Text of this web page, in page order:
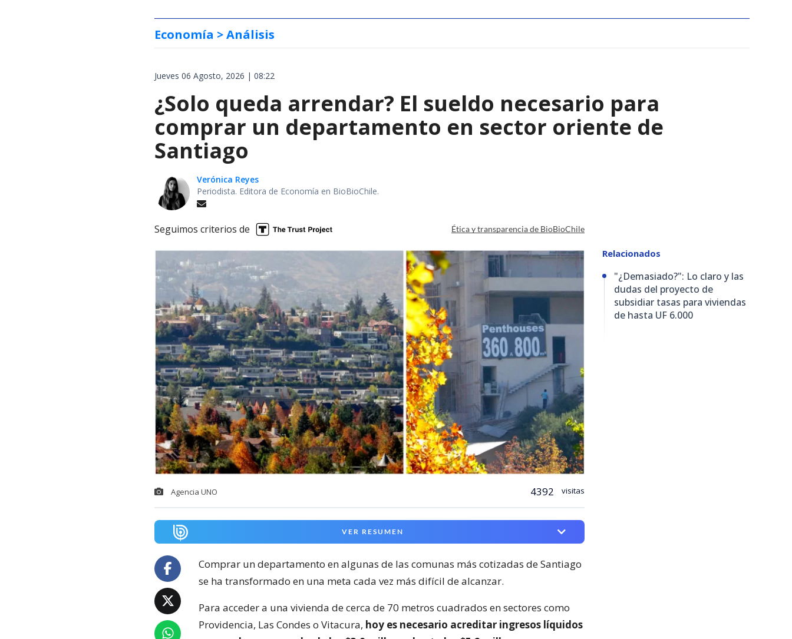
Economía > Análisis
Jueves 06 Agosto, 2026 | 08:22
¿Solo queda arrendar? El sueldo necesario para
comprar un departamento en sector oriente de
Santiago
Verónica Reyes
Periodista. Editora de Economía en BioBioChile.
Seguimos criterios de Ética y transparencia de BioBioChile
Agencia UNO 4392 visitas
VER RESUMEN
Comprar un departamento en algunas de las comunas más cotizadas de Santiago
se ha transformado en una meta cada vez más difícil de alcanzar.
Para acceder a una vivienda de cerca de 70 metros cuadrados en sectores como
Providencia, Las Condes o Vitacura, hoy es necesario acreditar ingresos líquidos
Relacionados
"¿Demasiado?": Lo claro y las
dudas del proyecto de
subsidiar tasas para viviendas
de hasta UF 6.000